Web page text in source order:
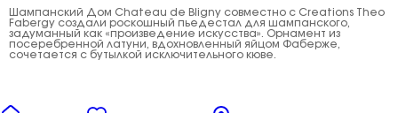
Шампанский Дом Chateau de Bligny совместно с Creations Theo
Fabergу создали роскошный пьедестал для шампанского,
задуманный как «произведение искусства». Орнамент из
посеребренной латуни, вдохновленный яйцом Фаберже,
сочетается с бутылкой исключительного кюве.